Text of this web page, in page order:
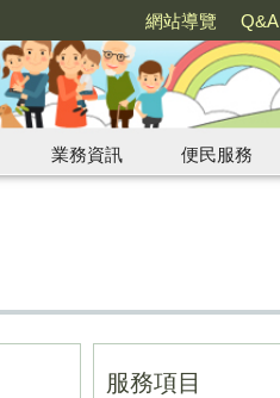
網站導覽 Q&A
業務資訊 便民服務
服務項目